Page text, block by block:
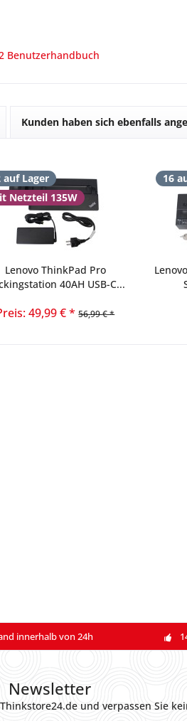
Benutzerhandbuch
Kunden haben sich ebenfalls
auf Lager
Netzteil 135W
Lenovo ThinkPad Pro
40AH USB-C...
49,99 € * 56,99 € *
16
innerhalb von 24h
Newsletter
und verpassen Sie